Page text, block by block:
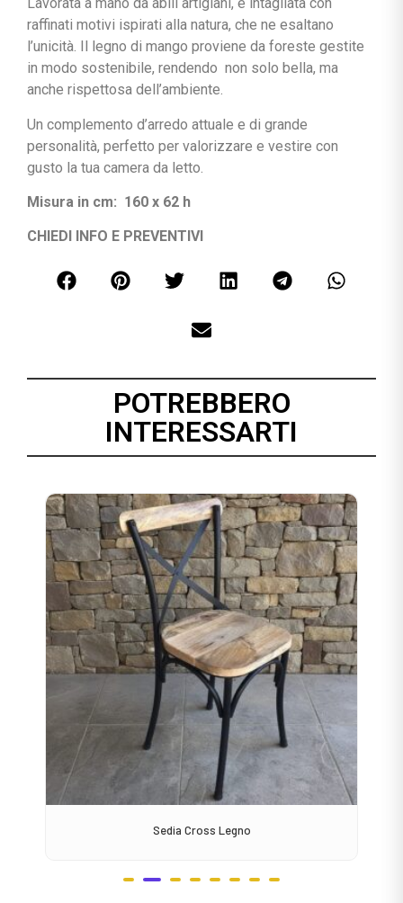
raffinati motivi ispirati alla natura, che ne esaltano
l’unicità. Il legno di mango proviene da foreste gestite
in modo sostenibile, rendendo non solo bella, ma
anche rispettosa dell’ambiente.
Un complemento d’arredo attuale e di grande
personalità, perfetto per valorizzare e vestire con
gusto la tua camera da letto.
Misura in cm: 160 x 62 h
CHIEDI INFO E PREVENTIVI
POTREBBERO
INTERESSARTI
Sedia Cross Legno